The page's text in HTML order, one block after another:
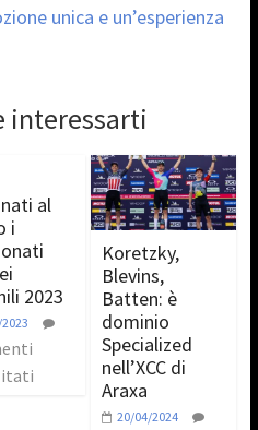
unica e un’esperienza
interessarti
al
i
2023
Koretzky,
Blevins,
Batten: è
dominio
Specialized
nell’XCC di
Araxa
20/04/2024